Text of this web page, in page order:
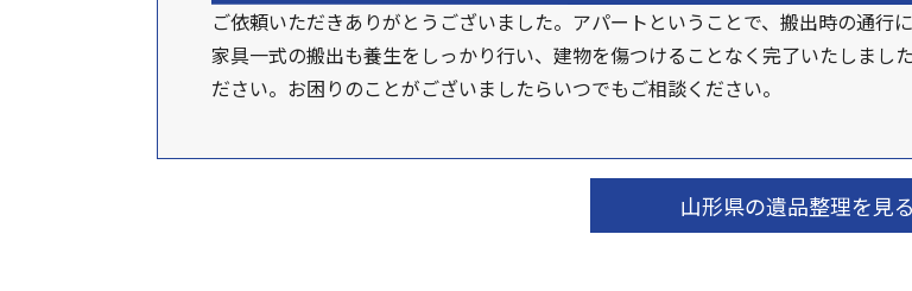
ご依頼いただきありがとうございました。アパートということで、搬出時の通行
家具一式の搬出も養生をしっかり行い、建物を傷つけることなく完了いたしまし
ださい。お困りのことがございましたらいつでもご相談ください。
山形県の遺品整理を見る